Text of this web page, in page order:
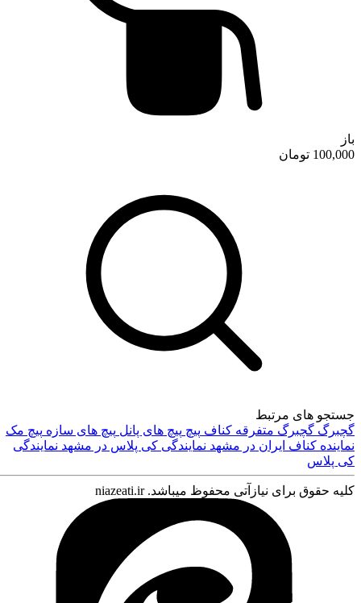
ورود
باز
100,000 تومان
جستجو های مرتبط
گچبرگگچبرگ متفرقهکناف پیچپیچ های پانل پیچ های سازهپیچ مک
نماینده کناف ایران در مشهدنمایندگی کی پلاس در مشهدنمایندگی
کی پلاس
کلیه حقوق برای نیازآتی محفوظ میباشد. niazeati.ir